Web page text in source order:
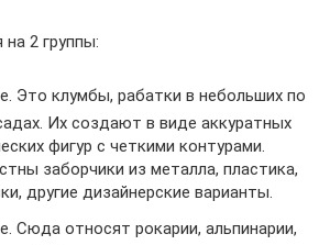
2 группы:
Это клумбы, рабатки в небольших по
Их создают в виде аккуратных
фигур с четкими контурами.
заборчики из металла, пластика,
другие дизайнерские варианты.
Сюда относят рокарии, альпинарии,